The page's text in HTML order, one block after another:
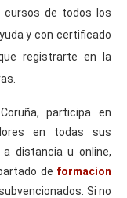
de todos los
y con certificado
registrarte en la
participa en
en todas sus
a distancia u online,
de formacion
Si no